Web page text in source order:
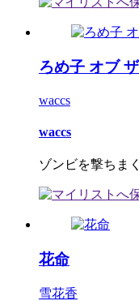
ろめ子 オブ
waccs
waccs
ゾンビを撃ちま
花命
雪花香